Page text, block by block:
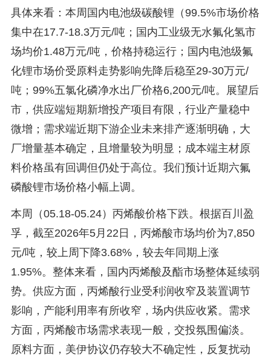
具体来看：本周国内电池级碳酸锂（99.5%市场价格
集中在17.7-18.3万元/吨；国内工业级无水氟化氢市
场均价1.48万元/吨，价格持稳运行；国内电池级氟
化锂市场价受原料走势影响先降后稳至29-30万元/
吨；99%五氯化磷净水出厂价格6,200元/吨。展望后
市，供应端短期新增投产项目有限，行业产量稳中
微增；需求端近期下游企业未来排产逐渐明确，大
厂增量基本确定，且增量较为明显；成本端主材原
料价格虽有回调但仍处于高位。我们预计近期六氟
磷酸锂市场价格小幅上调。
本周（05.18-05.24）丙烯酸价格下跌。根据百川盈
孚，截至2026年5月22日，丙烯酸市场均价为7,850
元/吨，较上周下降3.68%，较去年同期上涨
1.95%。整体来看，国内丙烯酸及酯市场整体延续弱
势。供应方面，丙烯酸行业受利润收窄及装置调节
影响，产能利用率有所收窄，场内供应收紧。需求
方面，丙烯酸市场需求表现一般，交投氛围偏淡。
原料方面，美伊协议仍存较大不确定性，反复扰动